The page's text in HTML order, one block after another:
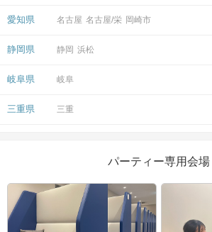
愛知県 名古屋 名古屋/栄 岡崎市
静岡県 静岡 浜松
岐阜県 岐阜
三重県 三重
パーティー専用会場